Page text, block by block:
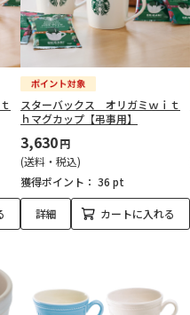
スターバックス オリガミｗｉｔ
ｈマグカップ【弔事用】
3,630円
(送料・税込)
獲得ポイント： 36 pt
詳細 カートに入れる